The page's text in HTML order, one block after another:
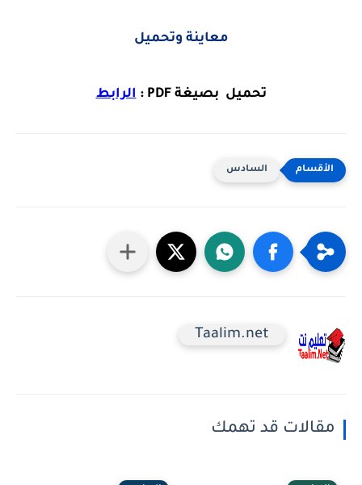
معاينة وتحميل
تحميل بصيغة PDF : الرابط
السادس
Taalim.net
مقالات قد تهمك